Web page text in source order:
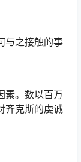
与之接触的事
素。数以百万
克斯的虔诚